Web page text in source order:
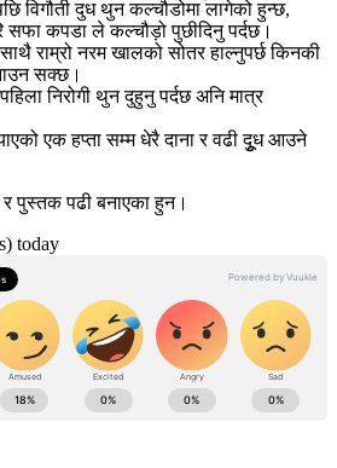
विगौती दुध थुन कल्चौडोमा लागेको हुन्छ,
सफा कपडा ले कल्चौड़ो पुछीदिनु पर्दछ।
राम्रो नरम खालको सोतर हाल्नुपर्छ किनकी
सक्छ।
निरोगी थुन दुहुनु पर्दछ अनि मात्र
एक हप्ता सम्म धेरै दाना र वढी दूुध आउने
पढी बनाएका हुन।
today